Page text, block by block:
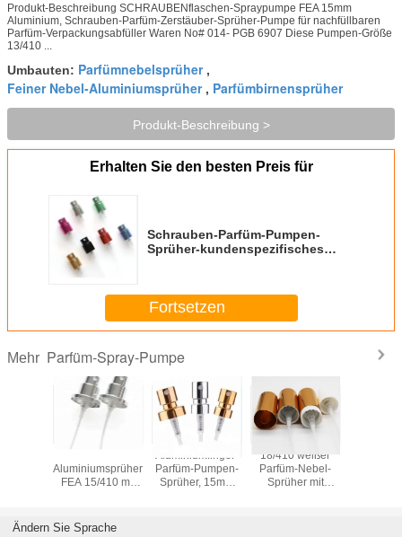
Produkt-Beschreibung SCHRAUBENflaschen-Spraypumpe FEA 15mm
Aluminium, Schrauben-Parfüm-Zerstäuber-Sprüher-Pumpe für nachfüllbaren
Parfüm-Verpackungsabfüller Waren No# 014- PGB 6907 Diese Pumpen-Größe
13/410 ...
Umbauten: Parfümnebelsprüher,
Feiner Nebel-Aluminiumsprüher, Parfümbirnensprüher
Produkt-Beschreibung >
Erhalten Sie den besten Preis für
Schrauben-Parfüm-Pumpen-
Sprüher-kundenspezifisches
Fortsetzen
Mehr Parfüm-Spray-Pumpe
Falz-
Aluminiumsprüher
FEA 15/410 mit
Sprüher-Pumpe
Aluminiumfinger-
Parfüm-Pumpen-
Sprüher, 15mm
18/410 weißer
Parfüm-Nebel-
Sprüher mit
Ändern Sie Sprache